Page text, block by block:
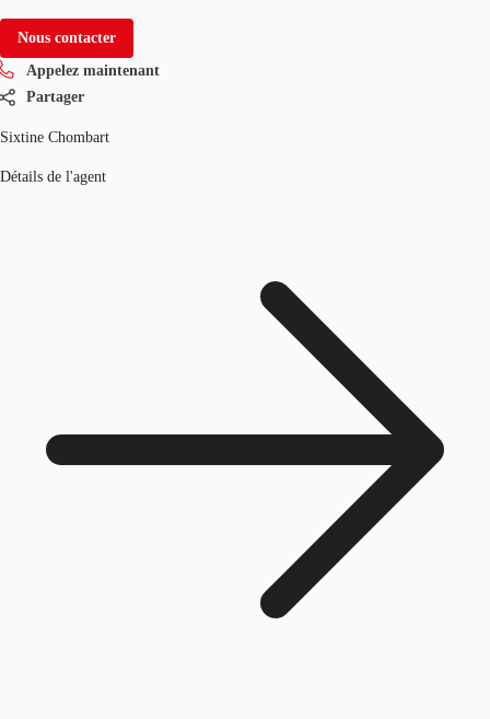
Nous contacter
Appelez maintenant
Partager
Sixtine Chombart
Détails de l'agent